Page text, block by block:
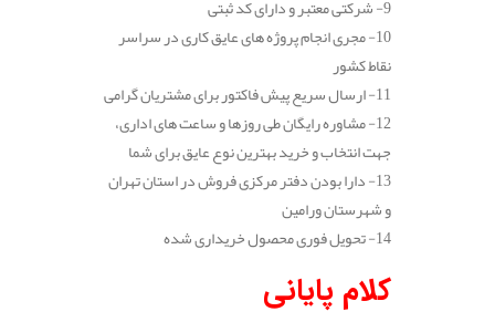
9- شرکتی معتبر و دارای کد ثبتی
10- مجری انجام پروژه های عایق کاری در سراسر
نقاط کشور
11- ارسال سریع پیش فاکتور برای مشتریان گرامی
12- مشاوره رایگان طی روزها و ساعت های اداری،
جهت انتخاب و خرید بهترین نوع عایق برای شما
13- دارا بودن دفتر مرکزی فروش در استان تهران
و شهرستان ورامین
14- تحویل فوری محصول خریداری شده
کلام پایانی